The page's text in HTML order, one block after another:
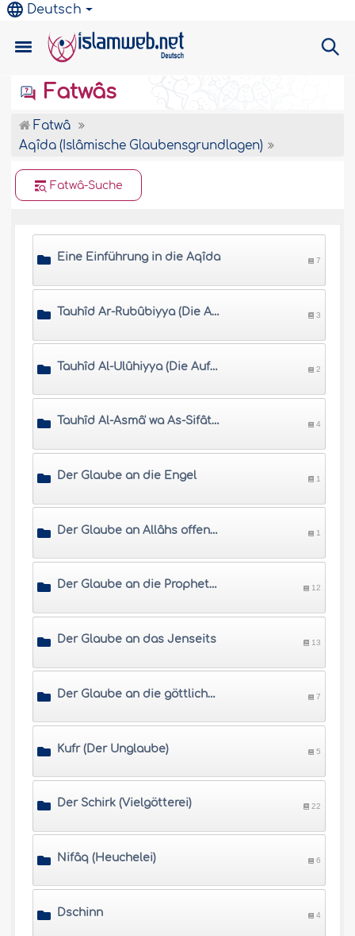
Deutsch
Fatwâs
Fatwâ
Aqîda (Islâmische Glaubensgrundlagen)
Fatwâ-Suche
Eine Einführung in die Aqîda 7
Tauhîd Ar-Rubûbiyya (Die Aufrechterhaltung der Einheit Allâhs in Seiner Herrschaft) 3
Tauhîd Al-Ulûhiyya (Die Aufrechterhaltung der Einheit Allâhs in der Anbetung) 2
Tauhîd Al-Asmâ' wa As-Sifât (Die Aufrechterhaltung der Einheit Allâhs in Seinen Namen und Eigenschaften) 4
Der Glaube an die Engel 1
Der Glaube an Allâhs offenbarte Bücher 1
Der Glaube an die Propheten und die Gesandten 12
Der Glaube an das Jenseits 13
Der Glaube an die göttliche Bestimmung 7
Kufr (Der Unglaube) 5
Der Schirk (Vielgötterei) 22
Nifâq (Heuchelei) 6
Dschinn 4